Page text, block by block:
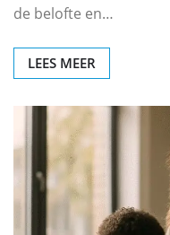
de belofte en…
LEES MEER